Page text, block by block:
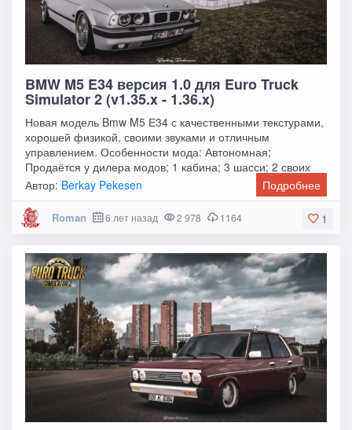
BMW M5 E34 версия 1.0 для Euro Truck
Simulator 2 (v1.35.x - 1.36.x)
Новая модель Bmw M5 Е34 с качественными текстурами,
хорошей физикой, своими звуками и отличным
управлением. Особенности мода: Автономная;
Продаётся у дилера модов; 1 кабина; 3 шасси; 2 своих
Автор: Berkay Pekesen Подробнее
1
Roman 6 лет назад 2 978 1164